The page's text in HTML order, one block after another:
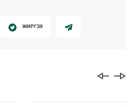
ЖИРГЭХ